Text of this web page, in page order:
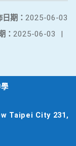
期： 2025-06-03
： 2025-06-03 |
Taipei City 231,